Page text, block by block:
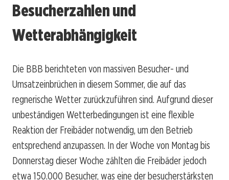
Besucherzahlen und
Wetterabhängigkeit
Die BBB berichteten von massiven Besucher- und
Umsatzeinbrüchen in diesem Sommer, die auf das
regnerische Wetter zurückzuführen sind. Aufgrund dieser
unbeständigen Wetterbedingungen ist eine flexible
Reaktion der Freibäder notwendig, um den Betrieb
entsprechend anzupassen. In der Woche von Montag bis
Donnerstag dieser Woche zählten die Freibäder jedoch
etwa 150.000 Besucher, was eine der besucherstärksten